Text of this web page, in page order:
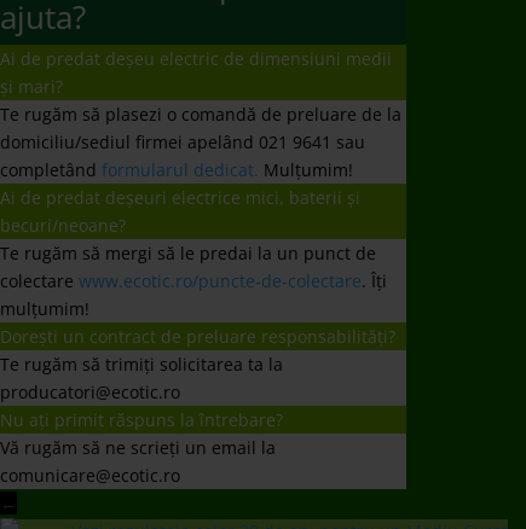
Dorești un contract de preluare responsabilități?
Te rugăm să trimiți solicitarea ta la
producatori@ecotic.ro
Nu ați primit răspuns la întrebare?
Vă rugăm să ne scrieți un email la
comunicare@ecotic.ro
←
ECOTIC Vezi rezulatele celor 20 de ani pentru un Mediu Curat